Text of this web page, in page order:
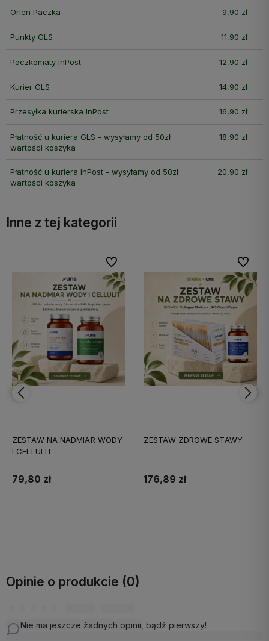
Orlen Paczka 9,90 zł
Punkty GLS 11,90 zł
Paczkomaty InPost 12,90 zł
Kurier GLS 14,90 zł
Przesyłka kurierska InPost 16,90 zł
Płatność u kuriera GLS - wysyłamy od 50zł
wartości koszyka
18,90 zł
Płatność u kuriera InPost - wysyłamy od 50zł
wartości koszyka
20,90 zł
Inne z tej kategorii
ZESTAW NA NADMIAR WODY
I CELLULIT
79,80 zł
Do ulubionych
Do ulubionych
ZESTAW ZDROWE STAWY
176,89 zł
Do
Do
Opinie o produkcie (0)
Nie ma jeszcze żadnych opinii, bądź pierwszy!